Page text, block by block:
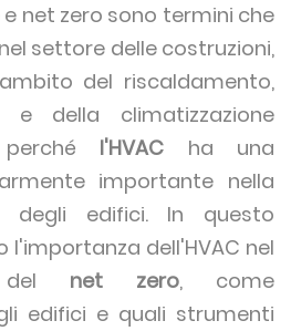
net zero sono termini che
settore delle costruzioni,
del riscaldamento,
e della climatizzazione
perché l'HVAC ha una
importante nella
degli edifici. In questo
dell'HVAC nel
del net zero, come
edifici e quali strumenti